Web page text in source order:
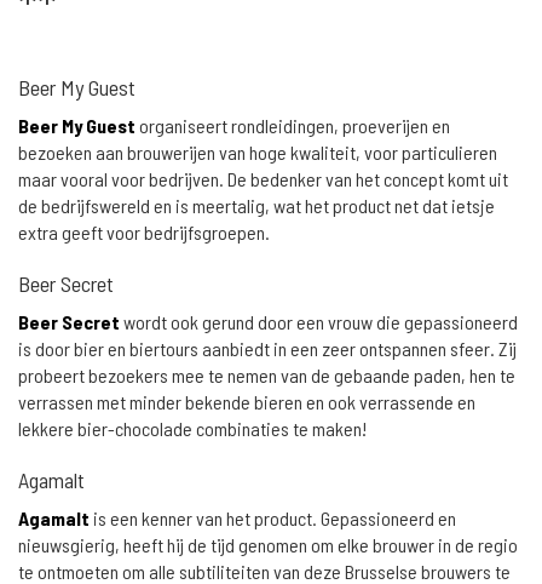
Beer My Guest
Beer My Guest organiseert rondleidingen, proeverijen en
bezoeken aan brouwerijen van hoge kwaliteit, voor particulieren
maar vooral voor bedrijven. De bedenker van het concept komt uit
de bedrijfswereld en is meertalig, wat het product net dat ietsje
extra geeft voor bedrijfsgroepen.
Beer Secret
Beer Secret wordt ook gerund door een vrouw die gepassioneerd
is door bier en biertours aanbiedt in een zeer ontspannen sfeer. Zij
probeert bezoekers mee te nemen van de gebaande paden, hen te
verrassen met minder bekende bieren en ook verrassende en
lekkere bier-chocolade combinaties te maken!
Agamalt
Agamalt is een kenner van het product. Gepassioneerd en
nieuwsgierig, heeft hij de tijd genomen om elke brouwer in de regio
te ontmoeten om alle subtiliteiten van deze Brusselse brouwers te